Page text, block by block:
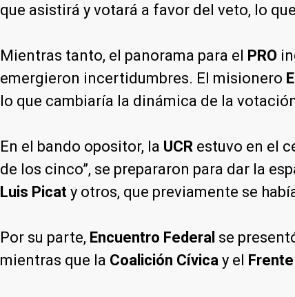
que asistirá y votará a favor del veto, lo
Mientras tanto, el panorama para el PRO
emergieron incertidumbres. El misionero
lo que cambiaría la dinámica de la
En el bando opositor, la UCR estuvo en el
de los cinco”, se prepararon para dar la
Luis Picat y otros, que previamente se
Por su parte, Encuentro Federal se
mientras que la Coalición Cívica y el